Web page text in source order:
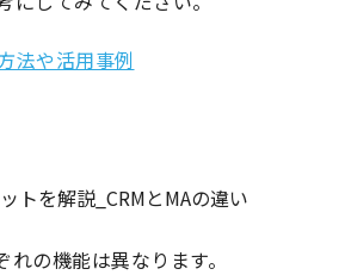
法や活用事例
の機能は異なります。